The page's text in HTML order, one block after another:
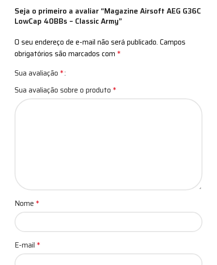
Seja o primeiro a avaliar “Magazine Airsoft AEG G36C
LowCap 40BBs – Classic Army”
O seu endereço de e-mail não será publicado. Campos
obrigatórios são marcados com *
Sua avaliação *
Sua avaliação sobre o produto *
Nome *
E-mail *